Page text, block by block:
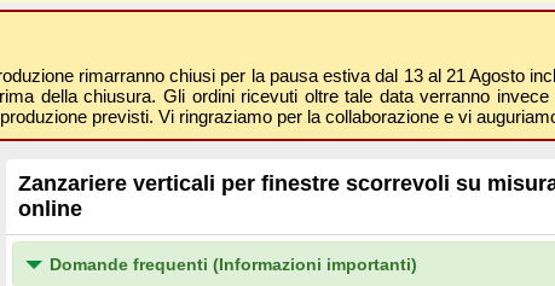
rimarranno chiusi per la pausa estiva dal 13 al 21 Agosto
della chiusura. Gli ordini ricevuti oltre tale data verranno
previsti. Vi ringraziamo per la collaborazione e vi
Zanzariere verticali per finestre scorrevoli su
online
Domande frequenti (Informazioni importanti)